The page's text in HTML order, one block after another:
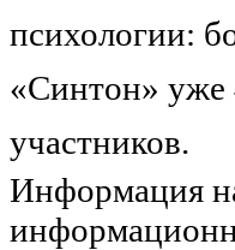
психологии:
«Синтон» уже
участников.
Информация